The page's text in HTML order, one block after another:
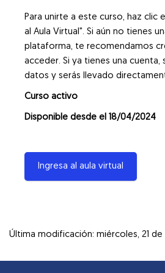
Para unirte a este curso, haz clic
al Aula Virtual". Si aún no tienes
plataforma, te recomendamos
acceder. Si ya tienes una cuenta,
datos y serás llevado
Curso activo
Disponible desde el 18/04/2024
Ingresa al aula virtual
Última modificación: miércoles, 21